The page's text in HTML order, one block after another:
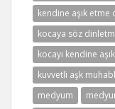
kendine aşık etme
kocaya söz
kocayı kendine
kuvvetli aşk
medyum